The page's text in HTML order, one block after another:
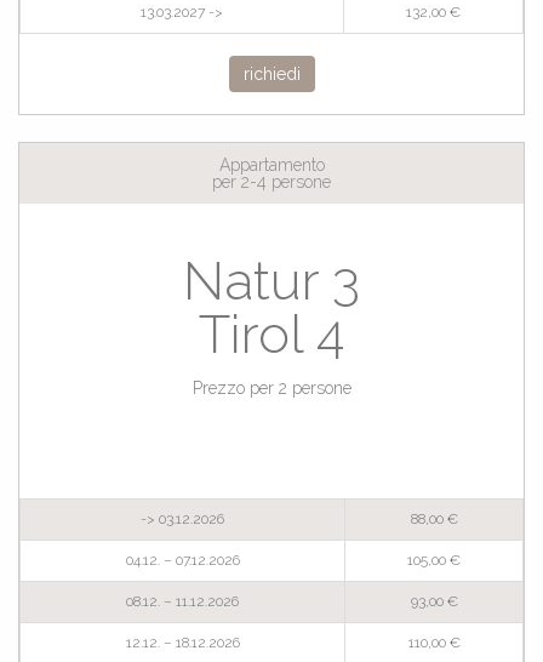
13.03.2027 -> 132,00 €
richiedi
Appartamento
per 2-4 persone
Natur 3
Tirol 4
Prezzo per 2 persone
-> 03.12.2026 88,00 €
04.12. – 07.12.2026 105,00 €
08.12. – 11.12.2026 93,00 €
12.12. – 18.12.2026 110,00 €